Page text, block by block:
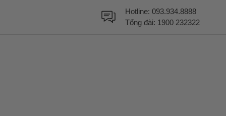
Hotline: 093.934.8888
Tổng đài: 1900 232322